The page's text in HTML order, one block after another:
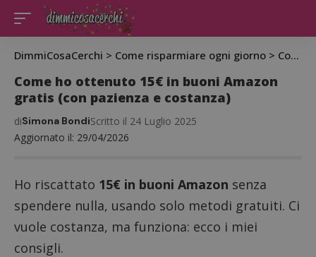
DimmiCosaCerchi > Come risparmiare ogni giorno > Come ho ottenuto 15€ in buoni Amazon gratis (con pazienza e costanza)
Come ho ottenuto 15€ in buoni Amazon
gratis (con pazienza e costanza)
Aggiornato il: 29/04/2026
diSimona BondiScritto il 24 Luglio 2025
Ho riscattato 15€ in buoni Amazon senza
spendere nulla, usando solo metodi gratuiti. Ci
vuole costanza, ma funziona: ecco i miei
consigli.